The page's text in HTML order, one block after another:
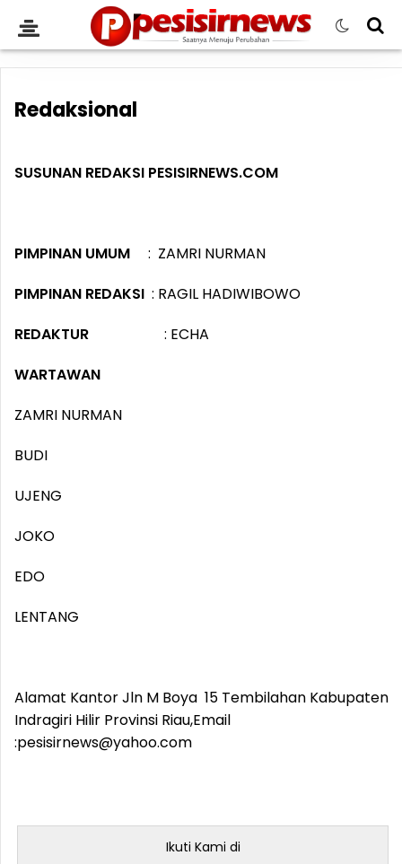
Redaksional
SUSUNAN REDAKSI PESISIRNEWS.COM
PIMPINAN UMUM
: ZAMRI NURMAN
PIMPINAN REDAKSI : RAGIL HADIWIBOWO
REDAKTUR : ECHA
WARTAWAN
ZAMRI NURMAN
BUDI
UJENG
JOKO
EDO
LENTANG
Alamat Kantor Jln M Boya 15 Tembilahan Kabupaten
Indragiri Hilir Provinsi Riau,Email
:pesisirnews@yahoo.com
Ikuti Kami di